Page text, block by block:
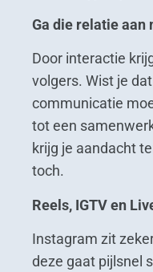
Ga die relatie aan
Door interactie
volgers. Wist je
communicatie
tot een
krijg je aandacht
toch.
Reels, IGTV en
Instagram zit
deze gaat pijlsnel